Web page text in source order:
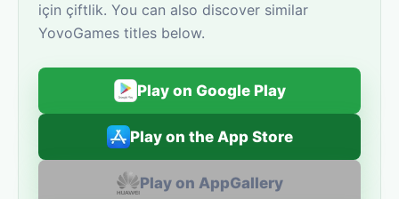
için çiftlik. You can also discover similar
YovoGames titles below.
Play on Google Play
Play on the App Store
Play on AppGallery